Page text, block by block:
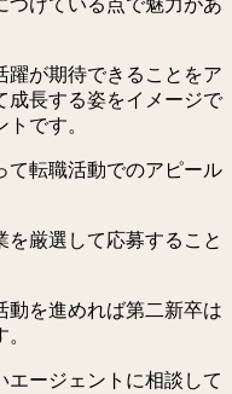
つけている点で魅力があ
躍が期待できることをア
成長する姿をイメージで
です。
て転職活動でのアピール
を厳選して応募すること
動を進めれば第二新卒は
エージェントに相談して